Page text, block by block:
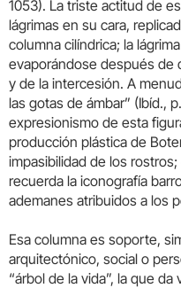
1053). La triste actitud de
lágrimas en su cara,
columna cilíndrica; la
evaporándose después de
y de la intercesión. A
las gotas de ámbar” (Ibíd.,
expresionismo de esta
producción plástica de
impasibilidad de los
recuerda la iconografía
ademanes atribuidos a los
Esa columna es soporte,
arquitectónico, social o
“árbol de la vida”, la que